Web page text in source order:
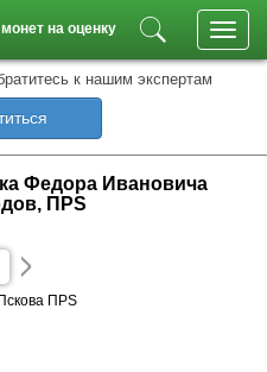
на оценку
к нашим экспертам
Федора Ивановича
ПРS
ПРS